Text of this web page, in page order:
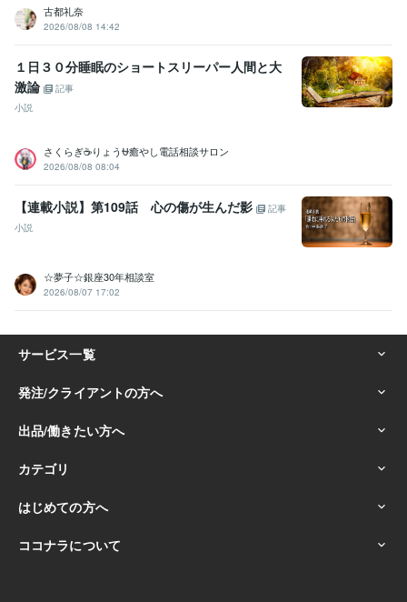
古都礼奈
2026/08/08 14:42
１日３０分睡眠のショートスリーパー人間と大
激論
記事
小説
さくらぎ☕りょう⛎癒やし電話相談サロン
2026/08/08 08:04
【連載小説】第109話 心の傷が生んだ影
記事
小説
☆夢子☆銀座30年相談室
2026/08/07 17:02